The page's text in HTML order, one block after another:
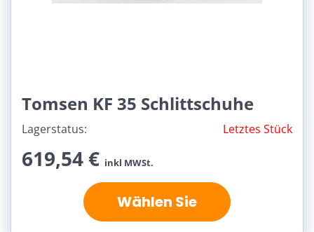
Tomsen KF 35 Schlittschuhe
Lagerstatus: Letztes Stück
619,54 € inkl MWSt.
Wählen Sie